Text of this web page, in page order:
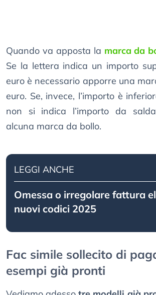
Quando va apposta la marca da
Se la lettera indica un importo
euro è necessario apporre una
euro. Se, invece, l’importo è
non si indica l’importo da
alcuna marca da bollo.
LEGGI ANCHE
Omessa o irregolare fattura
nuovi codici 2025
Fac simile sollecito di
esempi già pronti